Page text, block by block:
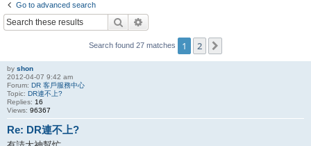
Go to advanced search
Search
Search found 27 matches 1 2
by shon
2012-04-07 9:42 am
Forum: DR 客戶服務中心
Topic: DR連不上?
Replies: 16
Views: 96367
Re: DR連不上?